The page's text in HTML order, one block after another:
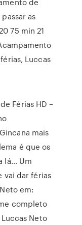
as
75 min 21
Luccas
Férias HD –
mais
é que os
lá… Um
vai dar férias
em:
completo
Neto